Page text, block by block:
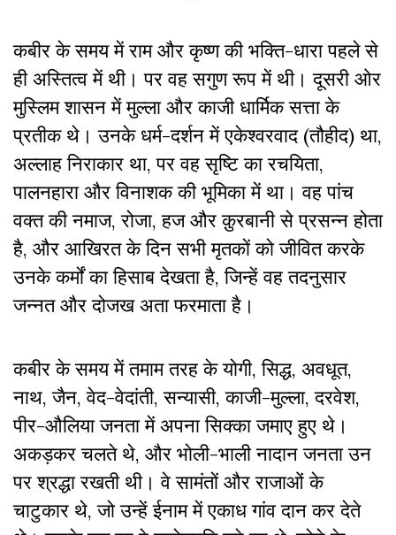
कबीर के समय में राम और कृष्ण की भक्ति-धारा पहले से
ही अस्तित्व में थी। पर वह सगुण रूप में थी। दूसरी ओर
मुस्लिम शासन में मुल्ला और काजी धार्मिक सत्ता के
प्रतीक थे। उनके धर्म-दर्शन में एकेश्वरवाद (तौहीद) था,
अल्लाह निराकार था, पर वह सृष्टि का रचयिता,
पालनहारा और विनाशक की भूमिका में था। वह पांच
वक्त की नमाज, रोजा, हज और क़ुरबानी से प्रसन्न होता
है, और आखिरत के दिन सभी मृतकों को जीवित करके
उनके कर्मों का हिसाब देखता है, जिन्हें वह तदनुसार
जन्नत और दोजख अता फरमाता है।
कबीर के समय में तमाम तरह के योगी, सिद्ध, अवधूत,
नाथ, जैन, वेद-वेदांती, सन्यासी, काजी-मुल्ला, दरवेश,
पीर-औलिया जनता में अपना सिक्का जमाए हुए थे।
अकड़कर चलते थे, और भोली-भाली नादान जनता उन
पर श्रद्धा रखती थी। वे सामंतों और राजाओं के
चाटुकार थे, जो उन्हें ईनाम में एकाध गांव दान कर देते